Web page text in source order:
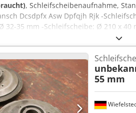
, Schleifscheibenaufnahme,
Dcsdpfx Asw Dpfqjh Rjk -
32-35 mm -Schleifscheibe: Ø 210 x
55 mm